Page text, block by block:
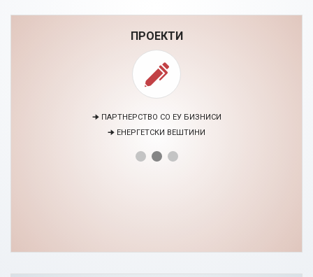
ПРОЕКТИ
🠊 ПАРТНЕРСТВО СО ЕУ БИЗНИСИ
🠊 ЕНЕРГЕТСКИ ВЕШТИНИ